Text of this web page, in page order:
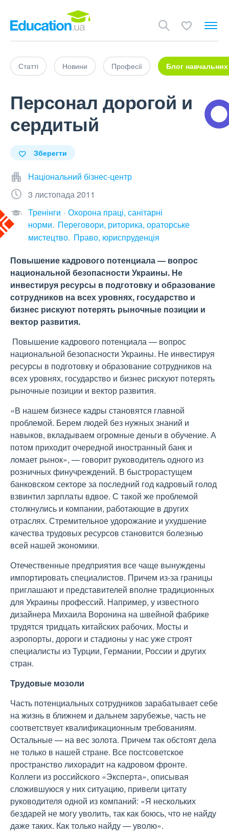
Статті Новини Професії Блог навчальних
Персонал дорогой и
сердитый
Зберегти
Національний бізнес-центр
3 листопада 2011
Тренінги
Охорона праці, санітарні
норми Переговори, риторика, ораторське
мистецтво Право, юриспруденція
Повышение кадрового потенциала — вопрос
национальной безопасности Украины. Не
инвестируя ресурсы в подготовку и образование
сотрудников на всех уровнях, государство и
бизнес рискуют потерять рыночные позиции и
вектор развития.
Повышение кадрового потенциала — вопрос
национальной безопасности Украины. Не инвестируя
ресурсы в подготовку и образование сотрудников на
всех уровнях, государство и бизнес рискуют потерять
рыночные позиции и вектор развития.
«В нашем бизнесе кадры становятся главной
проблемой. Берем людей без нужных знаний и
навыков, вкладываем огромные деньги в обучение. А
потом приходит очередной иностранный банк и
ломает рынок», — говорит руководитель одного из
розничных финучреждений. В быстрорастущем
банковском секторе за последний год кадровый голод
взвинтил зарплаты вдвое. С такой же проблемой
столкнулись и компании, работающие в других
отраслях. Стремительное удорожание и ухудшение
качества трудовых ресурсов становится болезнью
всей нашей экономики.
Отечественные предприятия все чаще вынуждены
импортировать специалистов. Причем из-за границы
приглашают и представителей вполне традиционных
для Украины профессий. Например, у известного
дизайнера Михаила Воронина на швейной фабрике
трудятся тридцать китайских рабочих. Мосты и
аэропорты, дороги и стадионы у нас уже строят
специалисты из Турции, Германии, России и других
стран.
Трудовые мозоли
Часть потенциальных сотрудников зарабатывает себе
на жизнь в ближнем и дальнем зарубежье, часть не
соответствует квалификационным требованиям.
Остальные — на вес золота. Причем так обстоят дела
не только в нашей стране. Все постсоветское
пространство лихорадит на кадровом фронте.
Коллеги из российского «Эксперта», описывая
сложившуюся у них ситуацию, привели цитату
руководителя одной из компаний: «Я нескольких
бездарей не могу уволить, так как боюсь, что не найду
даже таких. Как только найду — уволю».